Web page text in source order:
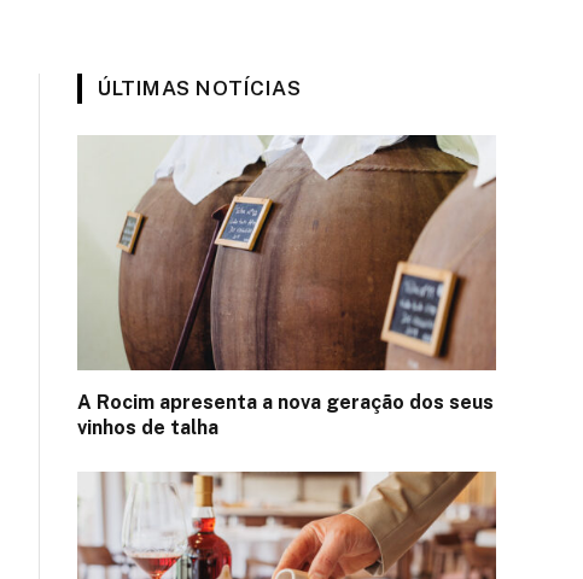
ÚLTIMAS NOTÍCIAS
A Rocim apresenta a nova geração dos seus
vinhos de talha